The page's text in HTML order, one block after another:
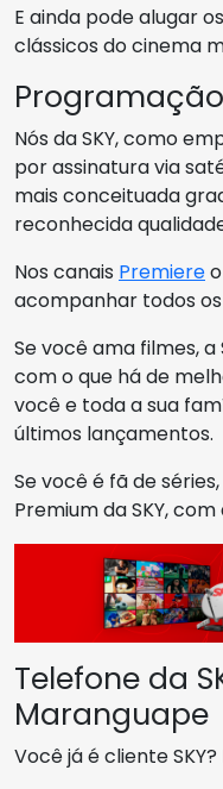
E ainda pode alugar
clássicos do cinema
Programação
Nós da SKY, como
por assinatura via
mais conceituada
reconhecida
Nos canais Premiere
acompanhar todos
Se você ama filmes, a
com o que há de
você e toda a sua
últimos lançamentos.
Se você é fã de
Premium da SKY,
Telefone da
Maranguape
Você já é cliente SKY?